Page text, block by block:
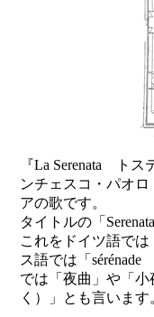
『La Serenata トス
ンチェスコ・パオ
アの歌です。
タイトルの「
これをドイツ語で
ス語では「
では「夜曲」や「
く）」とも言います